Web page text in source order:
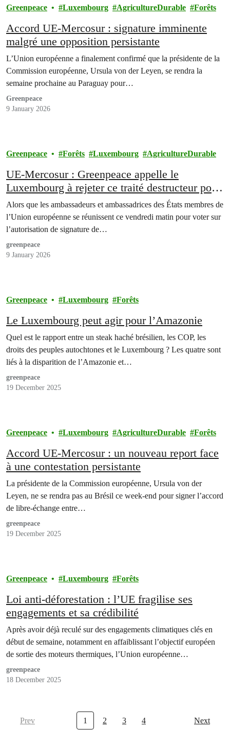
Greenpeace Luxembourg AgricultureDurable Forêts
Accord UE-Mercosur : signature imminente
malgré une opposition persistante
L’Union européenne a finalement confirmé que la présidente de la
Commission européenne, Ursula von der Leyen, se rendra la
semaine prochaine au Paraguay pour…
Greenpeace
9 January 2026
Greenpeace Forêts Luxembourg AgricultureDurable
UE-Mercosur : Greenpeace appelle le
Luxembourg à rejeter ce traité destructeur pour
l’Amazonie, le climat et les peuples
autochtones
Alors que les ambassadeurs et ambassadrices des États membres de
l’Union européenne se réunissent ce vendredi matin pour voter sur
l’autorisation de signature de…
greenpeace
9 January 2026
Greenpeace Luxembourg Forêts
Le Luxembourg peut agir pour l’Amazonie
Quel est le rapport entre un steak haché brésilien, les COP, les
droits des peuples autochtones et le Luxembourg ? Les quatre sont
liés à la disparition de l’Amazonie et…
greenpeace
19 December 2025
Greenpeace Luxembourg AgricultureDurable Forêts
Accord UE-Mercosur : un nouveau report face
à une contestation persistante
La présidente de la Commission européenne, Ursula von der
Leyen, ne se rendra pas au Brésil ce week-end pour signer l’accord
de libre-échange entre…
greenpeace
19 December 2025
Greenpeace Luxembourg Forêts
Loi anti-déforestation : l’UE fragilise ses
engagements et sa crédibilité
Après avoir déjà reculé sur des engagements climatiques clés en
début de semaine, notamment en affaiblissant l’objectif européen
de sortie des moteurs thermiques, l’Union européenne…
greenpeace
18 December 2025
Prev 1 2 3 4 Next